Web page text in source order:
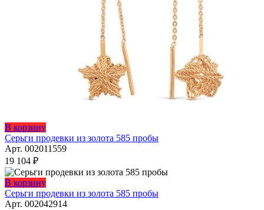
В корзину
Серьги продевки из золота 585 пробы
Арт. 002011559
19 104 ₽
В корзину
Серьги продевки из золота 585 пробы
Арт. 002042914